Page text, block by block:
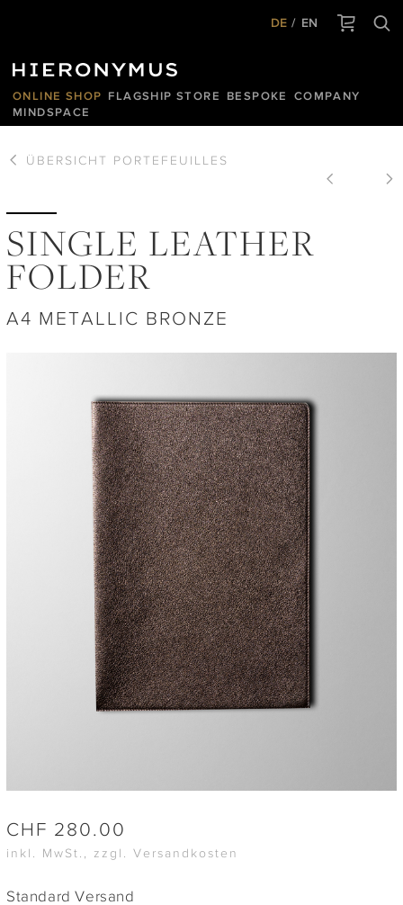
DE EN
ONLINE SHOP FLAGSHIP STORE BESPOKE
COMPANY
MINDSPACE
ÜBERSICHT PORTEFEUILLES
SINGLE LEATHER
FOLDER
A4 METALLIC BRONZE
CHF 280.00
inkl. MwSt., zzgl. Versandkosten
Standard Versand